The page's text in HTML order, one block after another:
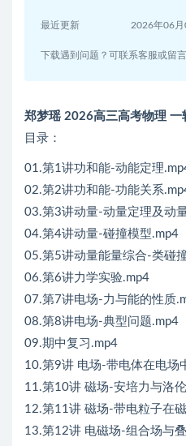
最近更新 2026年06月
下载遇到问题？可联系客服或留
郑梦瑶 2026高三高考物理 一
目录：
01.第1讲功和能-动能定理
02.第2讲功和能-功能关系
03.第3讲动量-动量定理及动
04.第4讲动量-碰撞模型.mp4
05.第5讲动量能量综合-类碰
06.第6讲力学实验.mp4
07.第7讲电场-力与能的性质
08.第8讲电场-典型问题.mp4
09.期中复习.mp4
10.第9讲 电场-带电体在电场
11.第10讲 磁场-安培力与洛
12.第11讲 磁场-带电粒子在
13.第12讲 电磁场-组合场与